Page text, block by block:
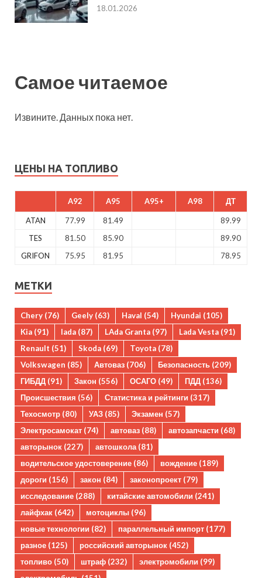
18.01.2026
Самое читаемое
Извините. Данных пока нет.
ЦЕНЫ НА ТОПЛИВО
A92 A95 A95+ A98 ДТ
ATAN 77.99 81.49
89.99
TES
81.50 85.90
89.90
GRIFON
75.95 81.95 78.95
МЕТКИ
Chery (76) Geely (63) Haval (54) Hyundai (105)
Kia (91) lada (87) LAda Granta (97) Lada Vesta (91)
Renault (51) Skoda (69) Toyota (78)
Volkswagen (85) Автоваз (706) Безопасность (209)
ГИБДД (91) Закон (556) ОСАГО (49) ПДД (136)
Происшествия (56) Статистика и рейтинги (317)
Техосмотр (80) УАЗ (85) Экзамен (57)
Электросамокат (74) автоваз (88) автозапчасти (68)
авторынок (227) автошкола(81)
водительское удостоверение (86) вождение (189)
дороги (156) закон (84) законопроект (79)
исследование (288) китайские автомобили (241)
лайфхак (642) мотоциклы (96)
новые технологии (82) параллельный импорт (177)
разное (125) российский авторынок (452)
топливо (50) штраф (232) электромобили (99)